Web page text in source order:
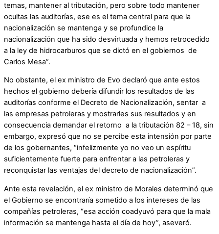
temas, mantener al tributación, pero sobre todo mantener
ocultas las auditorías, ese es el tema central para que la
nacionalización se mantenga y se profundice la
nacionalización que ha sido desvirtuada y hemos retrocedido
a la ley de hidrocarburos que se dictó en el gobiernos de
Carlos Mesa”.
No obstante, el ex ministro de Evo declaró que ante estos
hechos el gobierno debería difundir los resultados de las
auditorías conforme el Decreto de Nacionalización, sentar a
las empresas petroleras y mostrarles sus resultados y en
consecuencia demandar el retorno a la tributación 82 – 18, sin
embargo, expresó que no se percibe esta intensión por parte
de los gobernantes, “infelizmente yo no veo un espíritu
suficientemente fuerte para enfrentar a las petroleras y
reconquistar las ventajas del decreto de nacionalización”.
Ante esta revelación, el ex ministro de Morales determinó que
el Gobierno se encontraría sometido a los intereses de las
compañías petroleras, “esa acción coadyuvó para que la mala
información se mantenga hasta el día de hoy”, aseveró.